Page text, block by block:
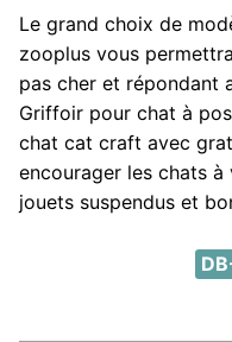
Le grand choix de
zooplus vous
pas cher et répondant
Griffoir pour chat à
chat cat craft avec
encourager les chats
jouets suspendus et